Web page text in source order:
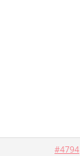
#4794